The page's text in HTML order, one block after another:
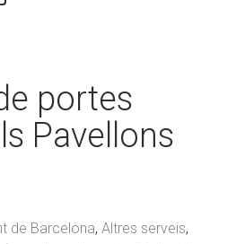
portes
Pavellons
de Barcelona, Altres serveis,